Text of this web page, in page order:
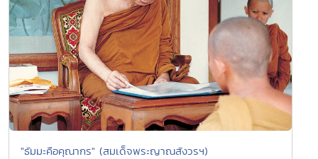
"ธัมมะคือคุณากร" (สมเด็จพระญาณสังวรฯ)